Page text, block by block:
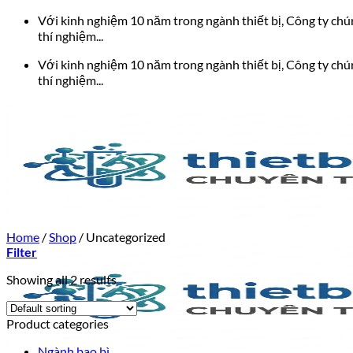
dung
Với kinh nghiệm 10 năm trong ngành thiết bị, Công ty
thí nghiệm...
Với kinh nghiệm 10 năm trong ngành thiết bị, Công ty
thí nghiệm...
Home /Shop / Uncategorized
Filter
Showing all 2 results
Product categories